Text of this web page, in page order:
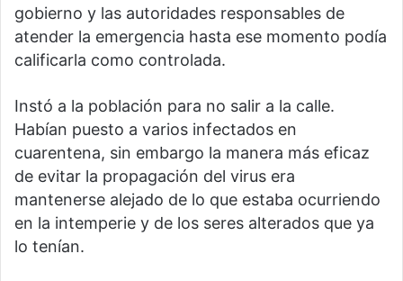
gobierno y las autoridades responsables de
atender la emergencia hasta ese momento podía
calificarla como controlada.
Instó a la población para no salir a la calle.
Habían puesto a varios infectados en
cuarentena, sin embargo la manera más eficaz
de evitar la propagación del virus era
mantenerse alejado de lo que estaba ocurriendo
en la intemperie y de los seres alterados que ya
lo tenían.